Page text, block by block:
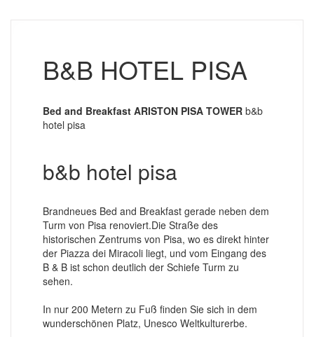
B&B HOTEL PISA
Bed and Breakfast ARISTON PISA TOWER b&b
hotel pisa
b&b hotel pisa
Brandneues Bed and Breakfast gerade neben dem
Turm von Pisa renoviert.Die Straße des
historischen Zentrums von Pisa, wo es direkt hinter
der Piazza dei Miracoli liegt, und vom Eingang des
B & B ist schon deutlich der Schiefe Turm zu
sehen.
In nur 200 Metern zu Fuß finden Sie sich in dem
wunderschönen Platz, Unesco Weltkulturerbe.